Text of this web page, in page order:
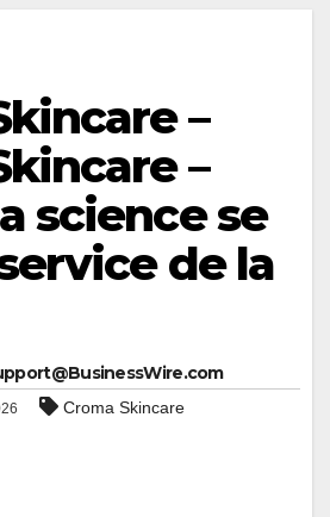
–
–
science se
de la
Croma Skincare